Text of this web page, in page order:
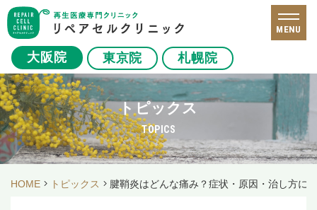
大阪院 東京院 札幌院
MENU
トピックス
TOPICS
HOME トピックス 腱鞘炎はどんな痛み？症状・原因・治し方に